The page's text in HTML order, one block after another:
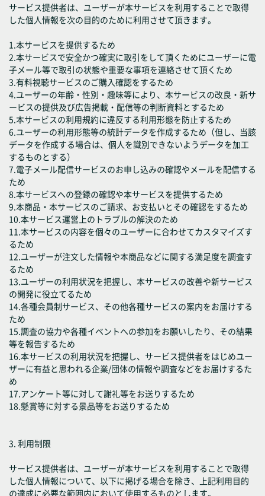
サービス提供者は、ユーザーが本サービスを利用することで取得
した個人情報を次の目的のために利用させて頂きます。
1.本サービスを提供するため
2.本サービスで安全かつ確実に取引をして頂くためにユーザーに電
子メール等で取引の状態や重要な事項を連絡させて頂くため
3.有料視聴サービスのご購入確認をするため
4.ユーザーの年齢・性別・趣味等により、本サービスの改良・新サ
ービスの提供及び広告掲載・配信等の判断資料とするため
5.本サービスの利用規約に違反する利用形態を防止するため
6.ユーザーの利用形態等の統計データを作成するため（但し、当該
データを作成する場合は、個人を識別できないようデータを加工
するものとする）
7.電子メール配信サービスのお申し込みの確認やメールを配信する
ため
8.本サービスへの登録の確認や本サービスを提供するため
9.本商品・本サービスのご請求、お支払いとその確認をするため
10.本サービス運営上のトラブルの解決のため
11.本サービスの内容を個々のユーザーに合わせてカスタマイズす
るため
12.ユーザーが注文した情報や本商品などに関する満足度を調査す
るため
13.ユーザーの利用状況を把握し、本サービスの改善や新サービス
の開発に役立てるため
14.各種会員制サービス、その他各種サービスの案内をお届けする
ため
15.調査の協力や各種イベントへの参加をお願いしたり、その結果
等を報告するため
16.本サービスの利用状況を把握し、サービス提供者をはじめユー
ザーに有益と思われる企業/団体の情報や調査などをお届けするた
め
17.アンケート等に対して謝礼等をお送りするため
18.懸賞等に対する景品等をお送りするため
3. 利用制限
サービス提供者は、ユーザーが本サービスを利用することで取得
した個人情報について、以下に掲げる場合を除き、上記利用目的
の達成に必要な範囲内において使用するものとします。